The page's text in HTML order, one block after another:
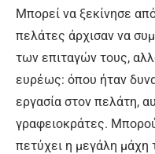
Μπορεί να ξεκίνησε
πελάτες άρχισαν να
των επιταγών τους,
ευρέως: όπου ήταν
εργασία στον πελάτη,
γραφειοκράτες.
πετύχει η μεγάλη μάχη